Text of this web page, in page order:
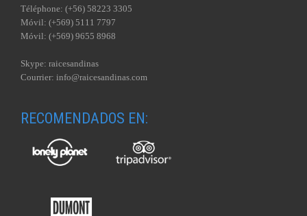
Téléphone: (+56) 58223 3305
Móvil: (+569) 5111 7797
Móvil: (+569) 9655 8968
Skype: raicesandinas
Courrier: info@raicesandinas.com
RECOMENDADOS EN: